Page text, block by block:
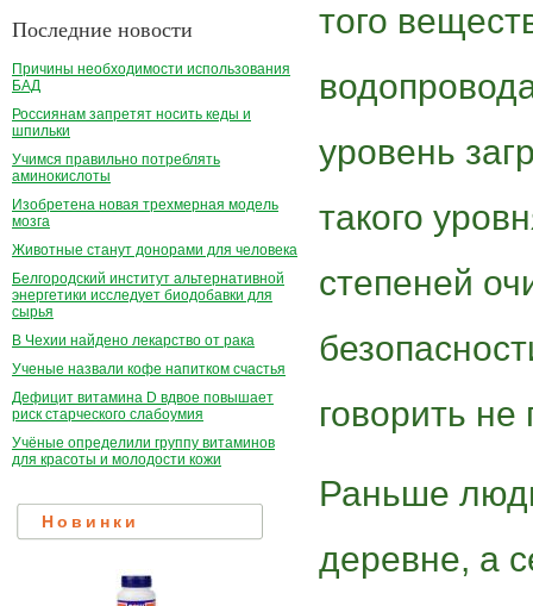
Последние новости
Причины необходимости использования
БАД
Россиянам запретят носить кеды и
шпильки
Учимся правильно потреблять
аминокислоты
Изобретена новая трехмерная модель
мозга
Животные станут донорами для человека
Белгородский институт альтернативной
энергетики исследует биодобавки для
сырья
В Чехии найдено лекарство от рака
Ученые назвали кофе напитком счастья
Дефицит витамина D вдвое повышает
риск старческого слабоумия
Учёные определили группу витаминов
для красоты и молодости кожи
Новинки
того
уровень
такого
степеней
говорить не
Раньше
деревне, а